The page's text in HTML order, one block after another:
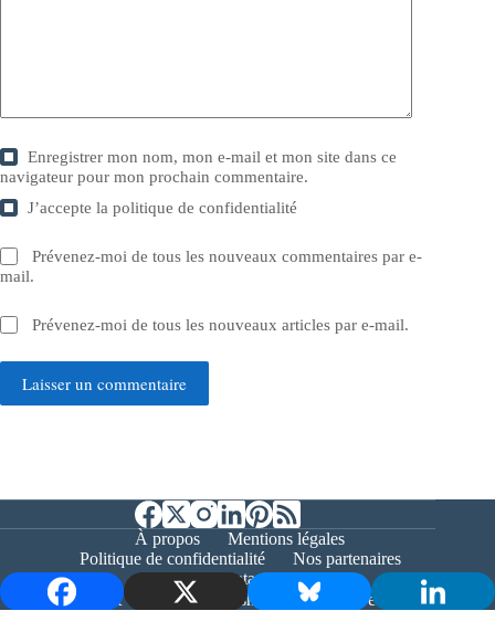
Enregistrer mon nom, mon e-mail et mon site dans ce
navigateur pour mon prochain commentaire.
J’accepte lapolitique de confidentialité
Prévenez-moi de tous les nouveaux commentaires par e-
mail.
Prévenez-moi de tous les nouveaux articles par e-mail.
Laisser un commentaire
À propos
Mentions légales
Politique de confidentialité
Nos partenaires
Contact
Copyright © 2026 - Bernieshoot.fr Journal Web